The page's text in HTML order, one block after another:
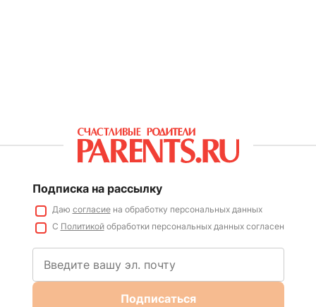
Подписка на рассылку
Даю согласиена обработку персональных данных
С Политикойобработки персональных данных согласен
Подписаться